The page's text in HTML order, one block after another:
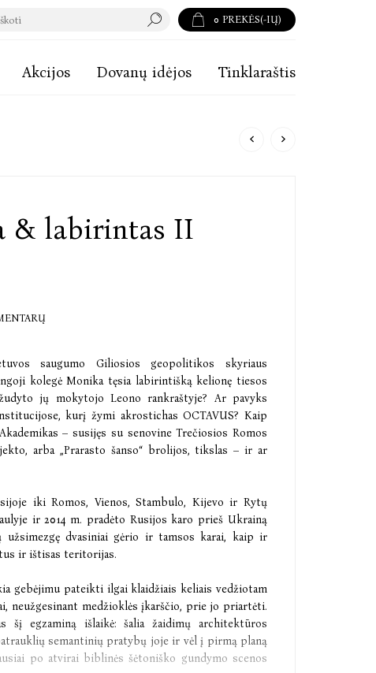
0 PREKĖS(-IŲ)
Akcijos Dovanų idėjos Tinklaraštis
& labirintas II
saugumo Giliosios geopolitikos skyriaus
kolegė Monika tęsia labirintišką kelionę tiesos
jų mokytojo Leono rankraštyje? Ar pavyks
kurį žymi akrostichas OCTAVUS? Kaip
– susijęs su senovine Trečiosios Romos
arba „Prarasto šanso“ brolijos, tikslas – ir ar
iki Romos, Vienos, Stambulo, Kijevo ir Rytų
ir 2014 m. pradėto Rusijos karo prieš Ukrainą
užsimezgę dvasiniai gėrio ir tamsos karai, kaip ir
ir ištisas teritorijas.
gebėjimu pateikti ilgai klaidžiais keliais vedžiotam
neužgesinant medžioklės įkarščio, prie jo priartėti.
šį egzaminą išlaikė: šalia žaidimų architektūros
semantinių pratybų joje ir vėl į pirmą planą
po atvirai biblinės šėtoniško gundymo scenos